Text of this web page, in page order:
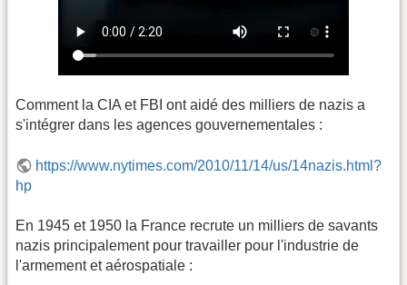
Comment la CIA et FBI ont aidé des milliers de nazis a
s'intégrer dans les agences gouvernementales :
https://www.nytimes.com/2010/11/14/us/14nazis.html?
hp
En 1945 et 1950 la France recrute un milliers de savants
nazis principalement pour travailler pour l'industrie de
l'armement et aérospatiale :